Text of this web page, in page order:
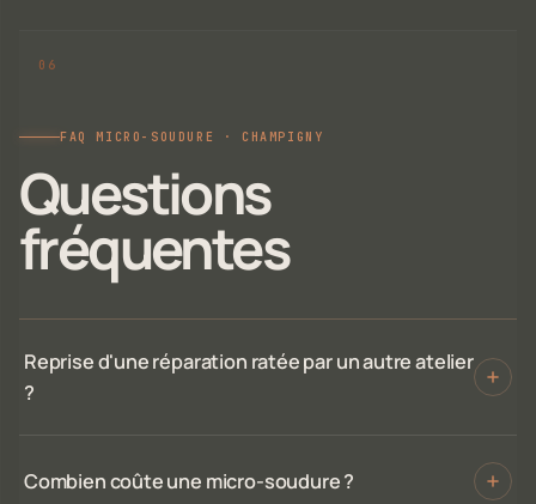
FAQ MICRO-SOUDURE · CHAMPIGNY
Questions
fréquentes
Reprise d'une réparation ratée par un autre atelier
?
Combien coûte une micro-soudure ?